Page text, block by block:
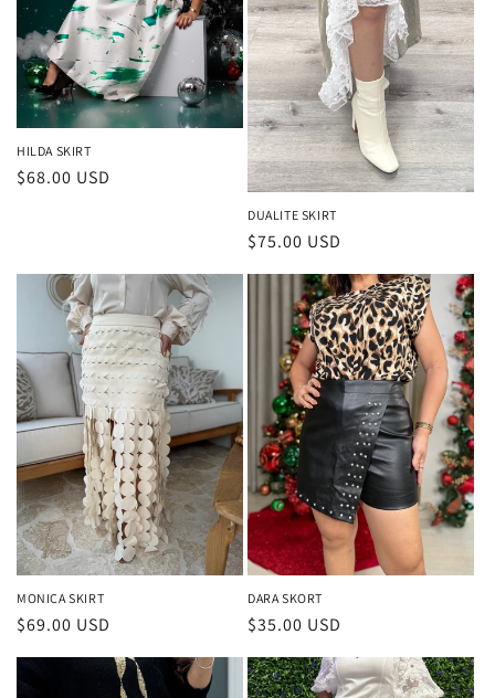
HILDA SKIRT
Precio
$68.00 USD
DUALITE SKIRT
Precio
$75.00 USD
MONICA SKIRT
Precio
$69.00 USD
DARA SKORT
Precio
$35.00 USD